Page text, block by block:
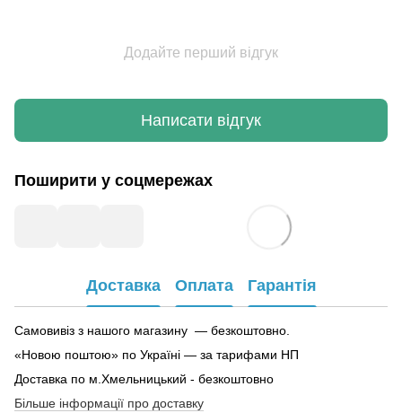
Додайте перший відгук
Написати відгук
Поширити у соцмережах
Доставка Оплата Гарантія
Самовивіз з нашого магазину — безкоштовно.
«Новою поштою» по Україні — за тарифами НП
Доставка по м.Хмельницький - безкоштовно
Більше інформації про доставку